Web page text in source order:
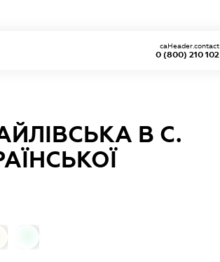
0 (800) 210 102
caHeader.contact
В С.